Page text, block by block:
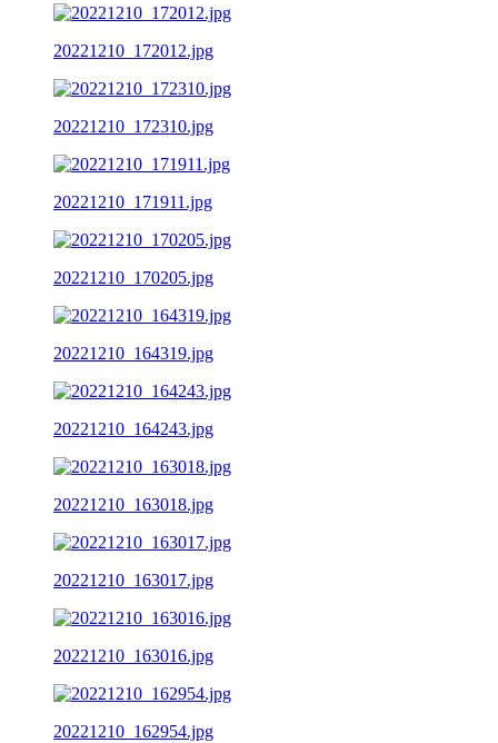
20221210_172012.jpg
20221210_172310.jpg
20221210_171911.jpg
20221210_170205.jpg
20221210_164319.jpg
20221210_164243.jpg
20221210_163018.jpg
20221210_163017.jpg
20221210_163016.jpg
20221210_162954.jpg